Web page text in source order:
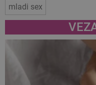
mladi sex